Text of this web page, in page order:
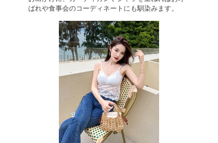
ばれや食事会のコーディネートにも馴染みます。